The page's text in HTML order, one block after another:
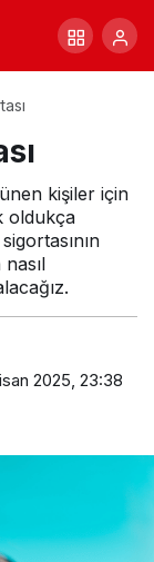
kişiler için
oldukça
nasıl
2025, 23:38
Yap